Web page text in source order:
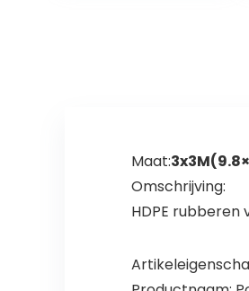
Maat:
Omschrijving:
HDPE